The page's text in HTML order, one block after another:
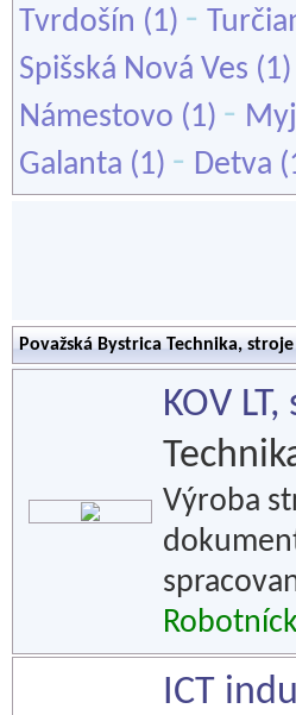
Tvrdošín (1) -
Spišská Nová Ves (1)
Námestovo (1) -
Galanta (1) - Detva
Považská Bystrica Technika,
KOV
Výroba
ICT